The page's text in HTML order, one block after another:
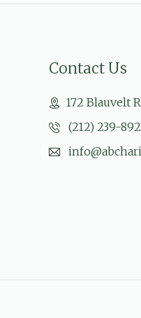
Contact Us
172 Blauvelt
(212) 239-